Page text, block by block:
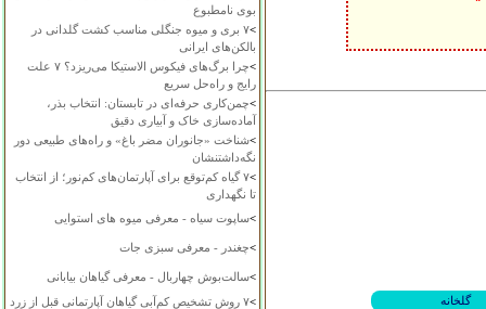
بوی نامطبوع
>
۷ بری و میوه جنگلی مناسب کشت گلدانی در
بالکن‌های ایرانی
>
چرا برگ‌های فیکوس الاستیکا می‌ریزد؟ ۷ علت
رایج و راه‌حل سریع
>چمن‌کاری حرفه‌ای در تابستان: انتخاب بذر،
آماده‌سازی خاک و آبیاری دقیق
>شناخت «جانوران مضر باغ» و راه‌های طبیعی دور
نگه‌داشتنشان
>
۷ گیاه کم‌توقع برای آپارتمان‌های کم‌نور؛ از انتخاب
تا نگهداری
>ساپوت سیاه - معرفی میوه های استوایی
>چغندر - معرفی سبزی جات
>سالت‌بوش چهاربال - معرفی گیاهان بیابانی
>
۷ روش تشخیص کم‌آبی گیاهان آپارتمانی قبل از زرد
گلخانه‌